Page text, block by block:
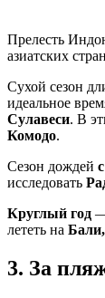
Прелесть
азиатских
Сухой сезон
идеальное
Сулавеси. В
Комодо.
Сезон дождей
исследовать
Круглый год
лететь на
3. За